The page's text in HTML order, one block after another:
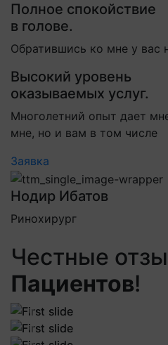
Полное спокойствие
в голове.
Обратившись ко мне у вас
Высокий уровень
оказываемых услуг.
Многолетний опыт дает
мне, но и вам в том числе
Заявка
Нодир Ибатов
Ринохирург
Честные
Пациентов!
Previous
Previous